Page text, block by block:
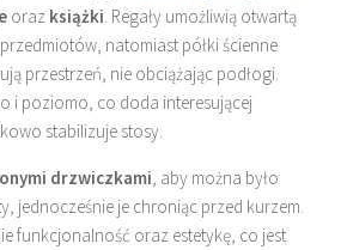
oraz książki. Regały umożliwią otwartą
natomiast półki ścienne
przestrzeń, nie obciążając podłogi.
i poziomo, co doda interesującej
stabilizuje stosy.
drzwiczkami, aby można było
jednocześnie je chroniąc przed kurzem.
funkcjonalność oraz estetykę, co jest